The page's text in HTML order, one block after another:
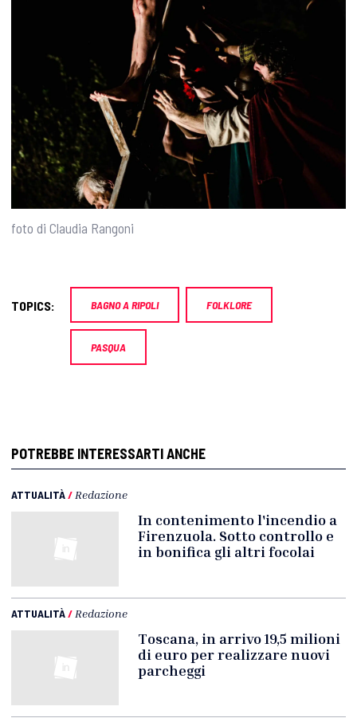
foto di Claudia Rangoni
TOPICS: BAGNO A RIPOLI FOLKLORE
PASQUA
POTREBBE INTERESSARTI ANCHE
ATTUALITÀ/Redazione
In contenimento l'incendio a
Firenzuola. Sotto controllo e
in bonifica gli altri focolai
ATTUALITÀ/Redazione
Toscana, in arrivo 19,5 milioni
di euro per realizzare nuovi
parcheggi